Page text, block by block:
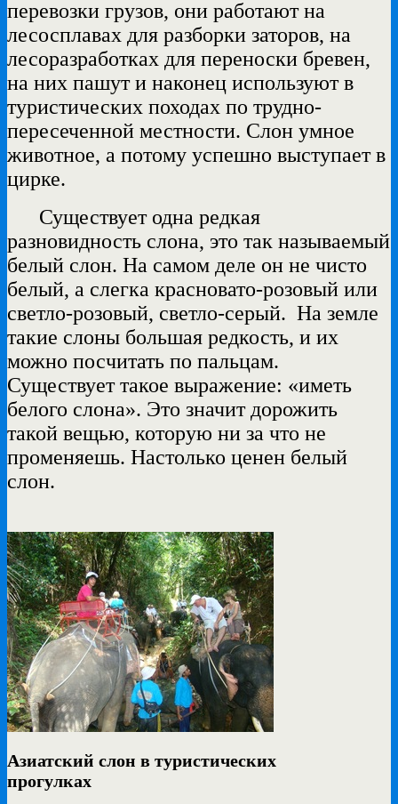
перевозки грузов, они работают на
лесосплавах для разборки заторов, на
лесоразработках для переноски бревен,
на них пашут и наконец используют в
туристических походах по трудно-
пересеченной местности. Слон умное
животное, а потому успешно выступает в
цирке.
Существует одна редкая
разновидность слона, это так называемый
белый слон. На самом деле он не чисто
белый, а слегка красновато-розовый или
светло-розовый, светло-серый. На земле
такие слоны большая редкость, и их
можно посчитать по пальцам.
Существует такое выражение: «иметь
белого слона». Это значит дорожить
такой вещью, которую ни за что не
променяешь. Настолько ценен белый
слон.
Азиатский слон в туристических
прогулках